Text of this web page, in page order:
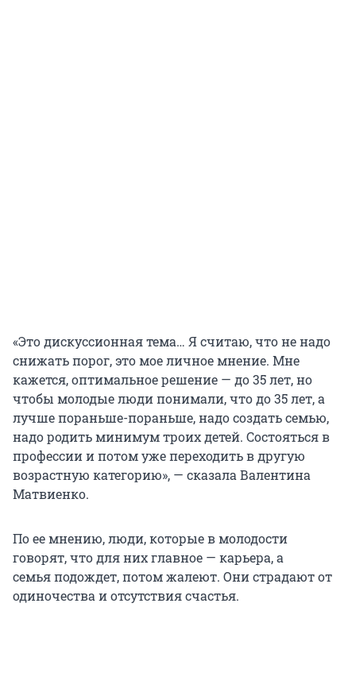
«Это дискуссионная тема… Я считаю, что не надо
снижать порог, это мое личное мнение. Мне
кажется, оптимальное решение — до 35 лет, но
чтобы молодые люди понимали, что до 35 лет, а
лучше пораньше-пораньше, надо создать семью,
надо родить минимум троих детей. Состояться в
профессии и потом уже переходить в другую
возрастную категорию», — сказала Валентина
Матвиенко.
По ее мнению, люди, которые в молодости
говорят, что для них главное — карьера, а
семья подождет, потом жалеют. Они страдают от
одиночества и отсутствия счастья.